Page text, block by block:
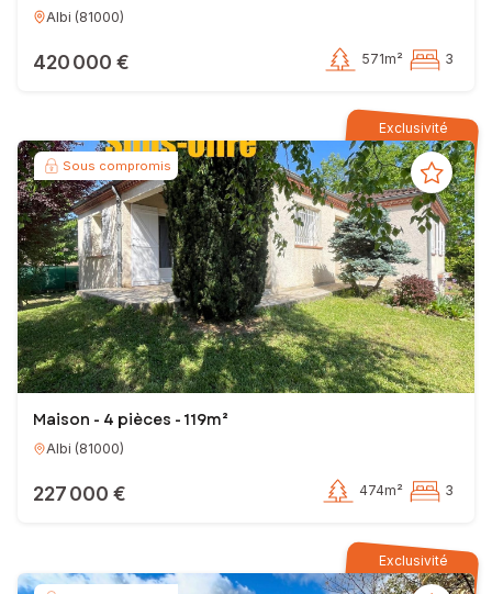
Albi (81000)
420 000 € 571m² 3
Exclusivité
Sous compromis
Maison - 4 pièces - 119m²
Albi (81000)
227 000 € 474m² 3
Exclusivité